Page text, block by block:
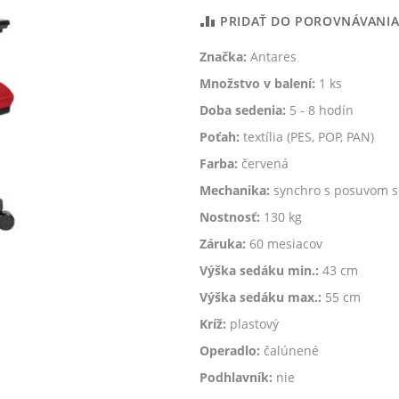
PRIDAŤ DO POROVNÁVANIA
Značka: Antares
Množstvo v balení: 1 ks
Doba sedenia: 5 - 8 hodín
Poťah: textília (PES, POP, PAN)
Farba: červená
Mechanika: synchro s posuvom
Nostnosť: 130 kg
Záruka: 60 mesiacov
Výška sedáku min.: 43 cm
Výška sedáku max.: 55 cm
Kríž: plastový
Operadlo: čalúnené
Podhlavník: nie